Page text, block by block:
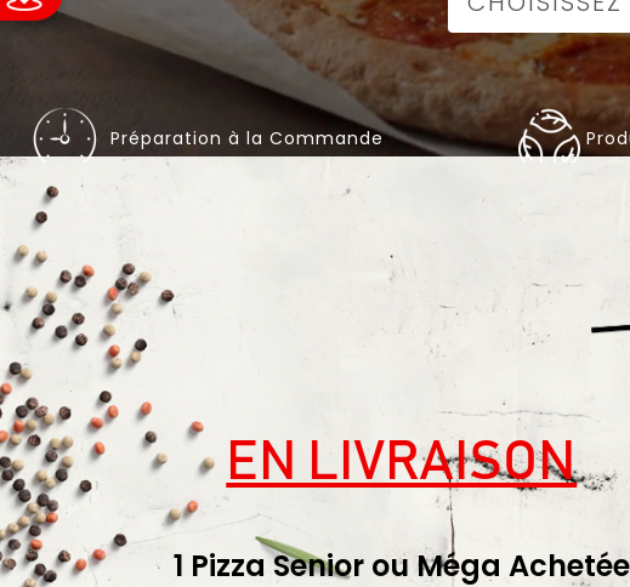
Préparation à la Commande
EN LIVRAISON
1 Pizza Senior ou Méga Achetée